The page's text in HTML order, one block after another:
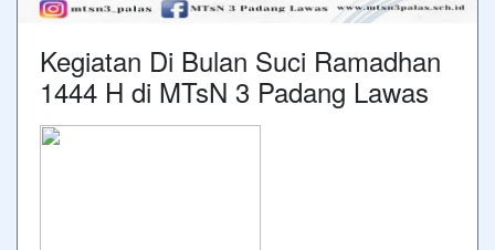
Kegiatan Di Bulan Suci Ramadhan
1444 H di MTsN 3 Padang Lawas